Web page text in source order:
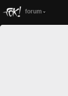
forum